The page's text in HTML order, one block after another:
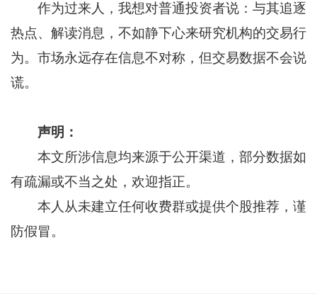
作为过来人，我想对普通投资者说：与其追逐
热点、解读消息，不如静下心来研究机构的交易行
为。市场永远存在信息不对称，但交易数据不会说
谎。
声明：
本文所涉信息均来源于公开渠道，部分数据如
有疏漏或不当之处，欢迎指正。
本人从未建立任何收费群或提供个股推荐，谨
防假冒。